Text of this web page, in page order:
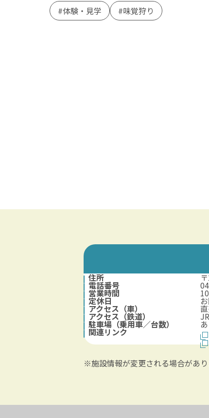
体験・見学 味覚狩り
住所
電話番号
営業時間
定休日
アクセス（車）
アクセス（鉄道）
駐車場（乗用車／台数）
関連リンク
※施設情報が変更される場合があ